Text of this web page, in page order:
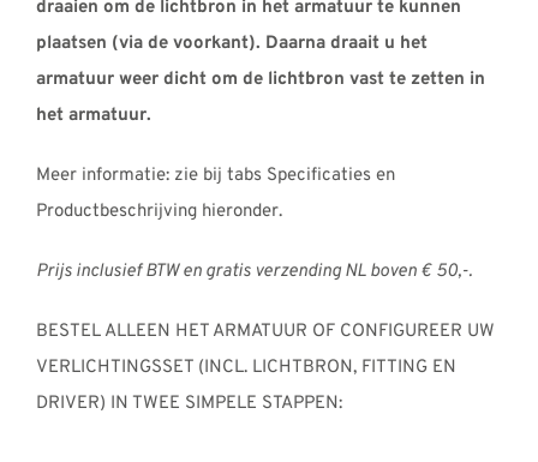
draaien om de lichtbron in het armatuur te kunnen
plaatsen (via de voorkant). Daarna draait u het
armatuur weer dicht om de lichtbron vast te zetten in
het armatuur.
Meer informatie: zie bij tabs Specificaties en
Productbeschrijving hieronder.
Prijs inclusief BTW en gratis verzending NL boven € 50,-.
BESTEL ALLEEN HET ARMATUUR OF CONFIGUREER UW
VERLICHTINGSSET (INCL. LICHTBRON, FITTING EN
DRIVER) IN TWEE SIMPELE STAPPEN: